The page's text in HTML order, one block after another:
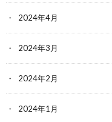
2024年4月
2024年3月
2024年2月
2024年1月